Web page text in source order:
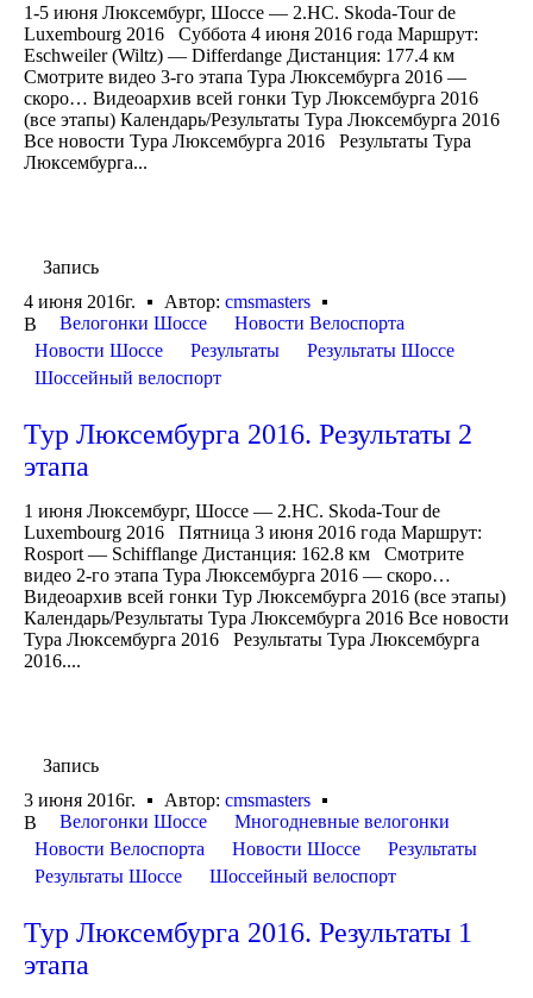
1-5 июня Люксембург, Шоссе — 2.HC. Skoda-Tour de
Luxembourg 2016 Суббота 4 июня 2016 года Маршрут:
Eschweiler (Wiltz) — Differdange Дистанция: 177.4 км
Смотрите видео 3-го этапа Тура Люксембурга 2016 —
скоро… Видеоархив всей гонки Тур Люксембурга 2016
(все этапы) Календарь/Результаты Тура Люксембурга 2016
Все новости Тура Люксембурга 2016 Результаты Тура
Люксембурга...
Запись
4 июня 2016г.
Автор: cmsmasters
В
Велогонки Шоссе
Новости Велоспорта
Новости Шоссе
Результаты
Результаты Шоссе
Шоссейный велоспорт
Тур Люксембурга 2016. Результаты 2
этапа
1 июня Люксембург, Шоссе — 2.HC. Skoda-Tour de
Luxembourg 2016 Пятница 3 июня 2016 года Маршрут:
Rosport — Schifflange Дистанция: 162.8 км Смотрите
видео 2-го этапа Тура Люксембурга 2016 — скоро…
Видеоархив всей гонки Тур Люксембурга 2016 (все этапы)
Календарь/Результаты Тура Люксембурга 2016 Все новости
Тура Люксембурга 2016 Результаты Тура Люксембурга
2016....
Запись
3 июня 2016г.
Автор: cmsmasters
В
Велогонки Шоссе
Многодневные велогонки
Новости Велоспорта
Новости Шоссе
Результаты
Результаты Шоссе
Шоссейный велоспорт
Тур Люксембурга 2016. Результаты 1
этапа